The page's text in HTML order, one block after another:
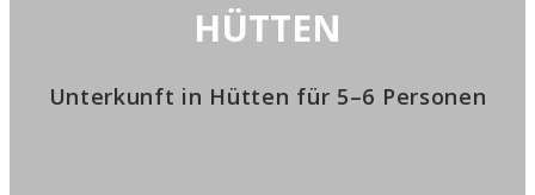
HÜTTEN
Unterkunft in Hütten für 5–6 Personen